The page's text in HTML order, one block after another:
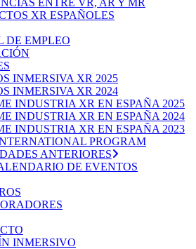
ENTRE VR, AR Y MR
XR ESPAÑOLES
DE EMPLEO
INMERSIVA XR 2025
INMERSIVA XR 2024
INDUSTRIA XR EN ESPAÑA 2025
INDUSTRIA XR EN ESPAÑA 2024
INDUSTRIA XR EN ESPAÑA 2023
PROGRAM
ANTERIORES
DE EVENTOS
INMERSIVO